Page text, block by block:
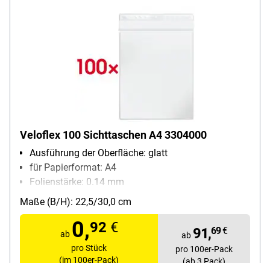
Veloflex 100 Sichttaschen A4 3304000
Ausführung der Oberfläche: glatt
für Papierformat: A4
Folienstärke: 0.14 mm
Material: PP-Folie
Inhalt pro Pack: 100 Stück
Maße (B/H): 22,5/30,0 cm
ab 0,92 €
pro Stück
(im 100er-Pack)
ab 91,69€
pro 100er-Pack